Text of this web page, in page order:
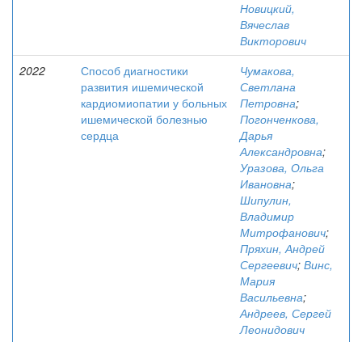
Новицкий,
Вячеслав
Викторович
2022
Способ диагностики
развития ишемической
кардиомиопатии у больных
ишемической болезнью
сердца
Чумакова,
Светлана
Петровна;
Погонченкова,
Дарья
Александровна;
Уразова, Ольга
Ивановна;
Шипулин,
Владимир
Митрофанович;
Пряхин, Андрей
Сергеевич; Винс,
Мария
Васильевна;
Андреев, Сергей
Леонидович